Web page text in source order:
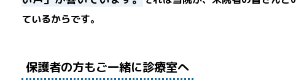
ているからです。
保護者の方もご一緒に診療室へ